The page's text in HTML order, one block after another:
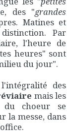
des "grandes
Matines et
Par
l'heure de
heures" sont
du jour".
des
mais les
du choeur se
la messe, dans